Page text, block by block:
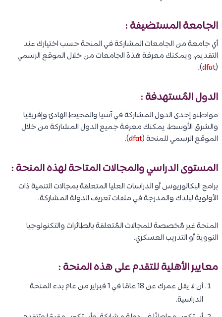
الجامعة المستضيفة :
أي جامعة من الجامعات المشاركة في المنحة حسب اختيارك عند
التقديم، ويمكنك معرفة هذة الجامعات من خلال الموقع الرسمي
(
dfat
).
الدول المُستهدفة :
مواطنو إحدى الدول المشاركة في آسيا والمحيط الهادئ وإفريقيا
والشرق الأوسط، يمكنك معرفة جميع الدول المشاركة من خلال
الموقع الرسمي للمنحة (dfat
).
المستوى الدراسي والمجالات المتاحة لهذه المنحة :
برامج البكالوريوس أو الدراسات العليا المتعلقة بمجالات التنمية ذات
الأولوية لبلدك والمدرجة في ملفات تعريف الدولة المشاركة.
المنحة غير مُخصصة للمجالات المُتعلقة بالطائرات والتكنولوجيا
النووية أو التدريب العسكري.
معايير الأهلية للتقدم على هذه المنحة :
أن لا يقل عمرك عن 18 عامًا في 1 فبراير من عام بدء المنحة
الدراسية.